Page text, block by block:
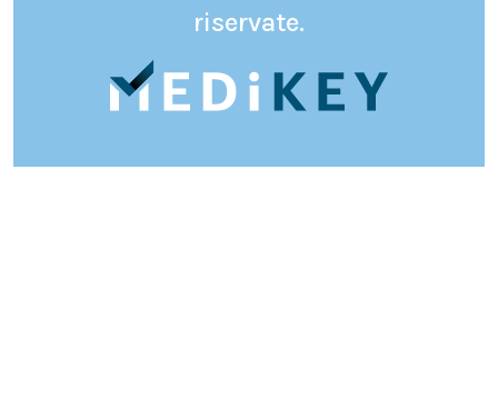
riservate.